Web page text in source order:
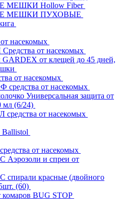
МЕШКИ Hollow Fiber
МЕШКИ ПУХОВЫЕ
насекомых
от насекомых
GARDEX от клещей до 45 дней,
от насекомых
от насекомых
Универсальная защита от
мл (6/24)
от насекомых
Ballistol
от насекомых
и спреи от
красные (двойного
(60)
комаров BUG STOP